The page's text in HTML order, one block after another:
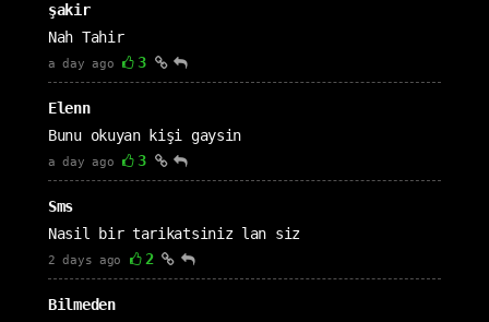
şakir
Nah Tahir
a day ago 3
Elenn
Bunu okuyan kişi gaysin
a day ago 3
Sms
Nasil bir tarikatsiniz lan siz
2 days ago 2
Bilmeden